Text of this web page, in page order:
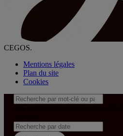
CEGOS.
Mentions légales
Plan du site
Cookies